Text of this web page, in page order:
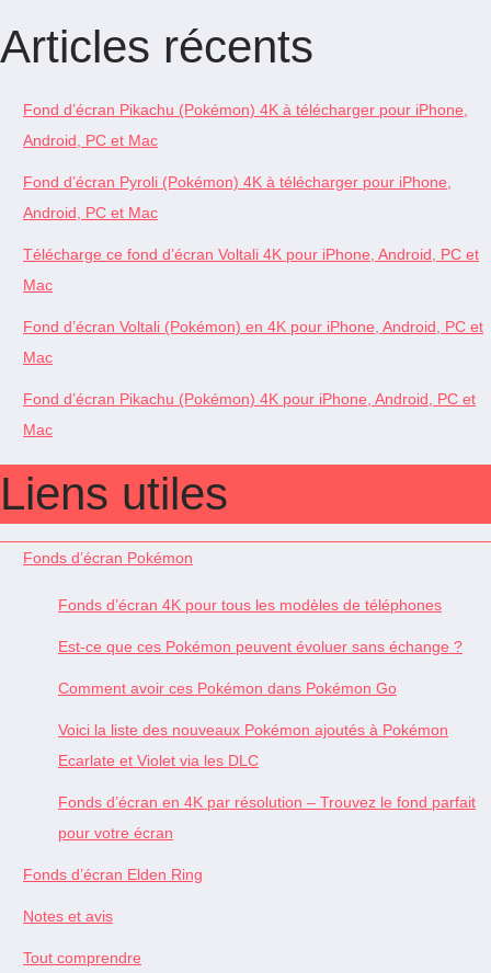
Articles récents
Fond d’écran Pikachu (Pokémon) 4K à télécharger pour iPhone,
Android, PC et Mac
Fond d’écran Pyroli (Pokémon) 4K à télécharger pour iPhone,
Android, PC et Mac
Télécharge ce fond d’écran Voltali 4K pour iPhone, Android, PC et
Mac
Fond d’écran Voltali (Pokémon) en 4K pour iPhone, Android, PC et
Mac
Fond d’écran Pikachu (Pokémon) 4K pour iPhone, Android, PC et
Mac
Liens utiles
Fonds d’écran Pokémon
Fonds d’écran 4K pour tous les modèles de téléphones
Est-ce que ces Pokémon peuvent évoluer sans échange ?
Comment avoir ces Pokémon dans Pokémon Go
Voici la liste des nouveaux Pokémon ajoutés à Pokémon
Ecarlate et Violet via les DLC
Fonds d’écran en 4K par résolution – Trouvez le fond parfait
pour votre écran
Fonds d’écran Elden Ring
Notes et avis
Tout comprendre